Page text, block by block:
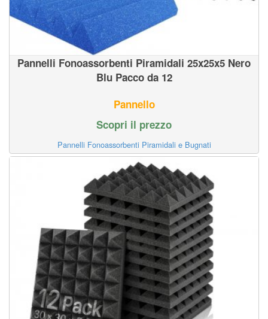
Pannelli Fonoassorbenti Piramidali 25x25x5 Nero
Blu Pacco da 12
Pannello
Scopri il prezzo
Pannelli Fonoassorbenti Piramidali e Bugnati